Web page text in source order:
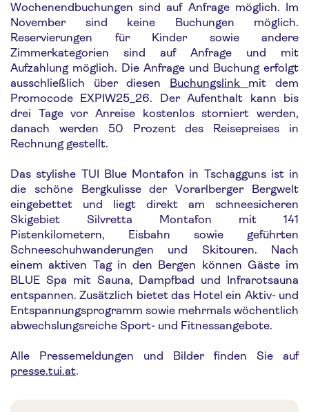
Wochenendbuchungen sind auf Anfrage möglich. Im
November sind keine Buchungen möglich.
Reservierungen für Kinder sowie andere
Zimmerkategorien sind auf Anfrage und mit
Aufzahlung möglich. Die Anfrage und Buchung erfolgt
ausschließlich über diesen
Buchungslink mit dem
Promocode EXPIW25_26. Der Aufenthalt kann bis
drei Tage vor Anreise kostenlos storniert werden,
danach werden 50 Prozent des Reisepreises in
Rechnung gestellt.
Das stylishe TUI Blue Montafon in Tschagguns ist in
die schöne Bergkulisse der Vorarlberger Bergwelt
eingebettet und liegt direkt am schneesicheren
Skigebiet Silvretta Montafon mit 141
Pistenkilometern, Eisbahn sowie geführten
Schneeschuhwanderungen und Skitouren. Nach
einem aktiven Tag in den Bergen können Gäste im
BLUE Spa mit Sauna, Dampfbad und Infrarotsauna
entspannen. Zusätzlich bietet das Hotel ein Aktiv- und
Entspannungsprogramm sowie mehrmals wöchentlich
abwechslungsreiche Sport- und Fitnessangebote.
Alle Pressemeldungen und Bilder finden Sie auf
presse.tui.at.